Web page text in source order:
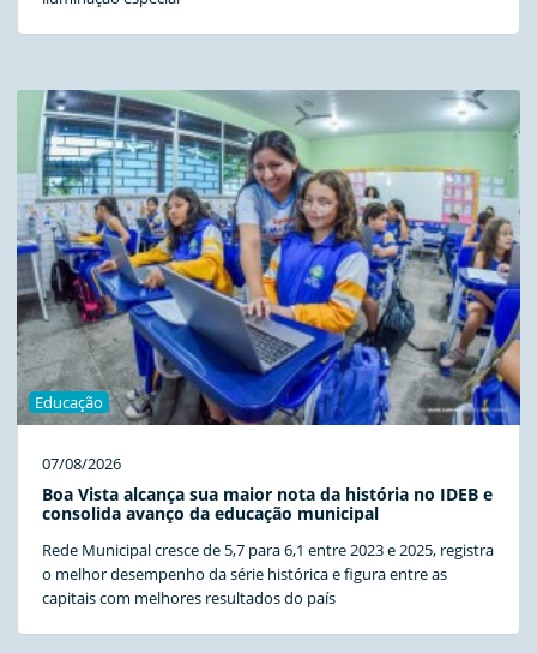
Educação
07/08/2026
Boa Vista alcança sua maior nota da história no IDEB e
consolida avanço da educação municipal
Rede Municipal cresce de 5,7 para 6,1 entre 2023 e 2025, registra
o melhor desempenho da série histórica e figura entre as
capitais com melhores resultados do país